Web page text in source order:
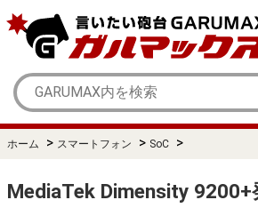
ホーム > スマートフォン > SoC >
MediaTek Dimensity